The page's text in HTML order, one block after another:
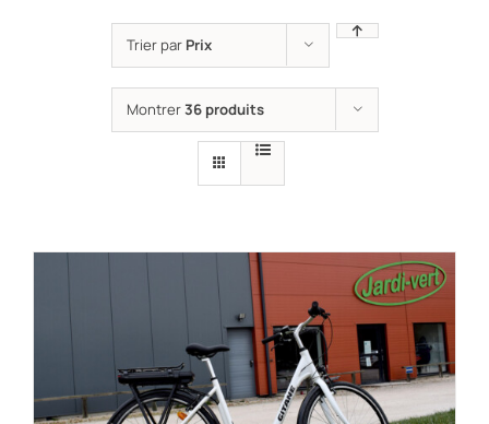
Trier par Prix
Montrer36 produits
RÉSERVER ! /